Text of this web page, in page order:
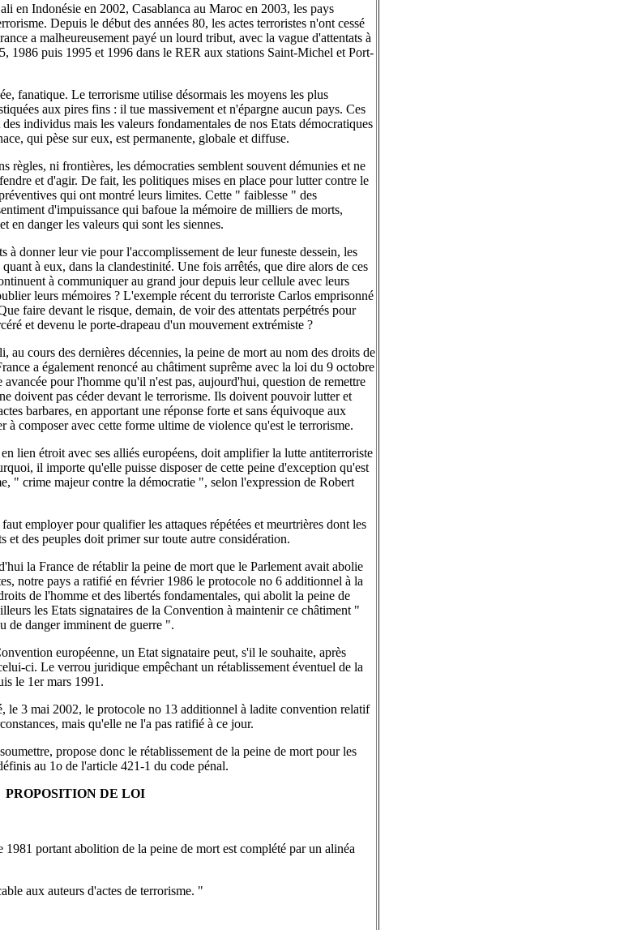
en Indonésie en 2002, Casablanca au Maroc en 2003, les pays
Depuis le début des années 80, les actes terroristes n'ont cessé
a malheureusement payé un lourd tribut, avec la vague d'attentats à
1986 puis 1995 et 1996 dans le RER aux stations Saint-Michel et Port-
fanatique. Le terrorisme utilise désormais les moyens les plus
aux pires fins : il tue massivement et n'épargne aucun pays. Ces
individus mais les valeurs fondamentales de nos Etats démocratiques
qui pèse sur eux, est permanente, globale et diffuse.
règles, ni frontières, les démocraties semblent souvent démunies et ne
et d'agir. De fait, les politiques mises en place pour lutter contre le
qui ont montré leurs limites. Cette " faiblesse " des
d'impuissance qui bafoue la mémoire de milliers de morts,
en danger les valeurs qui sont les siennes.
à donner leur vie pour l'accomplissement de leur funeste dessein, les
à eux, dans la clandestinité. Une fois arrêtés, que dire alors de ces
à communiquer au grand jour depuis leur cellule avec leurs
leurs mémoires ? L'exemple récent du terroriste Carlos emprisonné
faire devant le risque, demain, de voir des attentats perpétrés pour
et devenu le porte-drapeau d'un mouvement extrémiste ?
au cours des dernières décennies, la peine de mort au nom des droits de
a également renoncé au châtiment suprême avec la loi du 9 octobre
pour l'homme qu'il n'est pas, aujourd'hui, question de remettre
doivent pas céder devant le terrorisme. Ils doivent pouvoir lutter et
barbares, en apportant une réponse forte et sans équivoque aux
à composer avec cette forme ultime de violence qu'est le terrorisme.
lien étroit avec ses alliés européens, doit amplifier la lutte antiterroriste
il importe qu'elle puisse disposer de cette peine d'exception qu'est
" crime majeur contre la démocratie ", selon l'expression de Robert
employer pour qualifier les attaques répétées et meurtrières dont les
et des peuples doit primer sur toute autre considération.
la France de rétablir la peine de mort que le Parlement avait abolie
notre pays a ratifié en février 1986 le protocole no 6 additionnel à la
de l'homme et des libertés fondamentales, qui abolit la peine de
les Etats signataires de la Convention à maintenir ce châtiment "
de danger imminent de guerre ".
européenne, un Etat signataire peut, s'il le souhaite, après
ci. Le verrou juridique empêchant un rétablissement éventuel de la
le 1er mars 1991.
le 3 mai 2002, le protocole no 13 additionnel à ladite convention relatif
mais qu'elle ne l'a pas ratifié à ce jour.
propose donc le rétablissement de la peine de mort pour les
au 1o de l'article 421-1 du code pénal.
PROPOSITION DE LOI
portant abolition de la peine de mort est complété par un alinéa
aux auteurs d'actes de terrorisme. "